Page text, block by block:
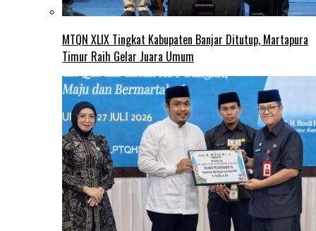
MTQN XLIX Tingkat Kabupaten Banjar Ditutup, Martapura
Timur Raih Gelar Juara Umum